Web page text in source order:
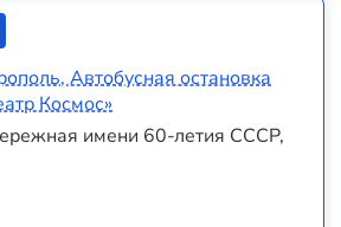
Автобусная остановка
Космос»
имени 60-летия СССР,